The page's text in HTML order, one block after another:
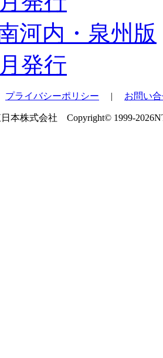
河内・泉州版
発行
プライバシーポリシー | お問い
本株式会社 Copyright© 1999-